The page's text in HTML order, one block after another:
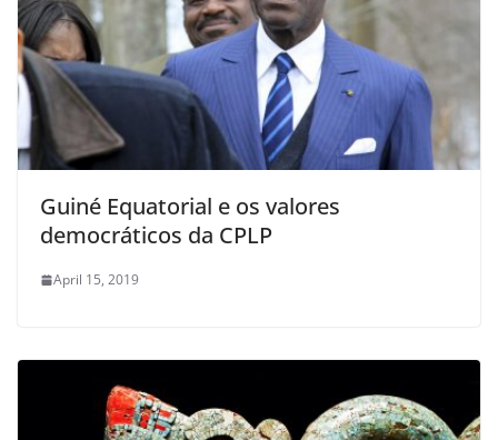
Guiné Equatorial e os valores
democráticos da CPLP
April 15, 2019